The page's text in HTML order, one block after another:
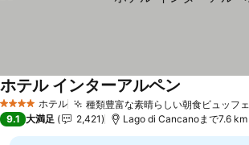
4 ホテルのランク
ホテル 種類豊富な素晴らしい朝食ビュッフェ
ホテル インターアルペン
9.1 大満足 2,421 Lago di Cancanoまで7.6 km